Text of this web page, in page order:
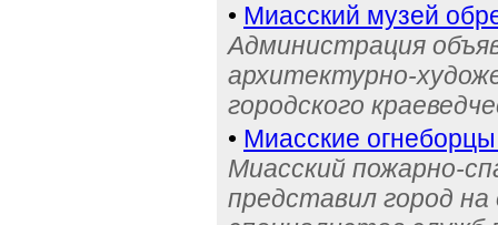
• Миасский музей
Администрация
архитектурно-
городского
• Миасские
Миасский пожарно-
представил город